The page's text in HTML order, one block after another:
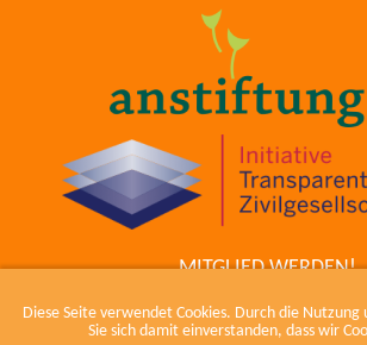
Diese Seite verwendet Cookies. Durch die
Sie sich damit einverstanden, dass wir
MITGLIED WERDEN!
KONTAKT